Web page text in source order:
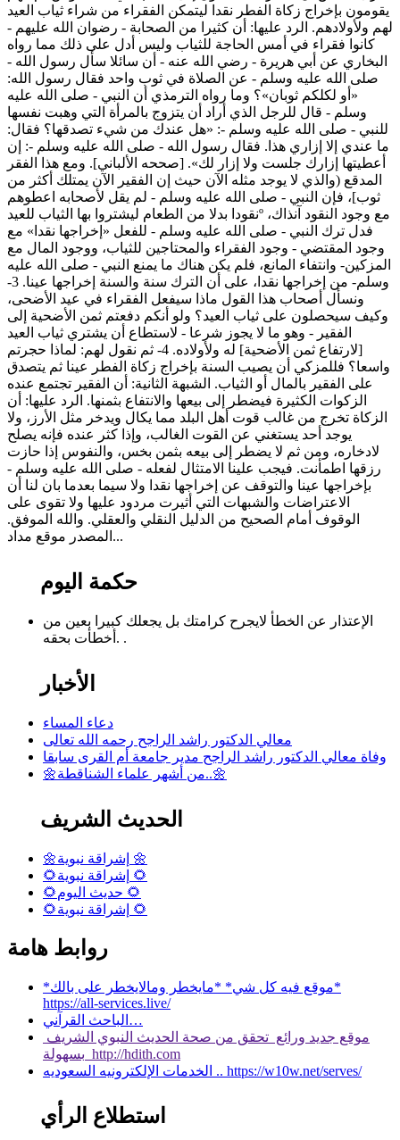
يقومون بإخراج زكاة الفطر نقدا ليتمكن الفقراء من شراء ثياب العيد
لهم ولأولادهم. الرد عليها: أن كثيرا من الصحابة - رضوان الله عليهم -
كانوا فقراء في أمس الحاجة للثياب وليس أدل على ذلك مما رواه
البخاري عن أبي هريرة - رضي الله عنه - أن سائلا سأل رسول الله -
صلى الله عليه وسلم - عن الصلاة في ثوب واحد فقال رسول الله:
«أو لكلكم ثوبان»؟ وما رواه الترمذي أن النبي - صلى الله عليه
وسلم - قال للرجل الذي أراد أن يتزوج بالمرأة التي وهبت نفسها
للنبي - صلى الله عليه وسلم -: «هل عندك من شيء تصدقها؟ فقال:
ما عندي إلا إزاري هذا. فقال رسول الله - صلى الله عليه وسلم -: إن
أعطيتها إزارك جلست ولا إزار لك». [صححه الألباني]. ومع هذا الفقر
المدقع (والذي لا يوجد مثله الآن حيث إن الفقير الآن يمتلك أكثر من
ثوب]، فإن النبي - صلى الله عليه وسلم - لم يقل لأصحابه اعطوهم
نقودا بدلا من الطعام ليشتروا بها الثياب للعيدº مع وجود النقود آنذاك،
فدل ترك النبي - صلى الله عليه وسلم - للفعل «إخراجها نقدا» مع
وجود المقتضي - وجود الفقراء والمحتاجين للثياب، ووجود المال مع
المزكين- وانتفاء المانع، فلم يكن هناك ما يمنع النبي - صلى الله عليه
وسلم- من إخراجها نقدا، على أن الترك سنة والسنة إخراجها عينا. 3-
ونسأل أصحاب هذا القول ماذا سيفعل الفقراء في عيد الأضحى،
وكيف سيحصلون على ثياب العيد؟ ولو أنكم دفعتم ثمن الأضحية إلى
الفقير - وهو ما لا يجوز شرعا - لاستطاع أن يشتري ثياب العيد
[لارتفاع ثمن الأضحية] له ولأولاده. 4- ثم نقول لهم: لماذا حجرتم
واسعا؟ فللمزكي أن يصيب السنة بإخراج زكاة الفطر عينا ثم يتصدق
على الفقير بالمال أو الثياب. الشبهة الثانية: أن الفقير تجتمع عنده
الزكوات الكثيرة فيضطر إلى بيعها والانتفاع بثمنها. الرد عليها: أن
الزكاة تخرج من غالب قوت أهل البلد مما يكال ويدخر مثل الأرز، ولا
يوجد أحد يستغني عن القوت الغالب، وإذا كثر عنده فإنه يصلح
لادخاره، ومن ثم لا يضطر إلى بيعه بثمن بخس، والنفوس إذا حازت
رزقها اطمأنت. فيجب علينا الامتثال لفعله - صلى الله عليه وسلم -
بإخراجها عينا والتوقف عن إخراجها نقدا ولا سيما بعدما بان لنا أن
الاعتراضات والشبهات التي أثيرت مردود عليها ولا تقوى على
الوقوف أمام الصحيح من الدليل النقلي والعقلي. والله الموفق.
المصدر موقع مداد...
حكمة اليوم
الإعتذار عن الخطأ لايجرح كرامتك بل يجعلك كبيرا بعين من
أخطأت بحقه. .
الأخبار
دعاء المساء
معالي الدكتور راشد الراجح رحمه الله تعالى
وفاة معالي الدكتور راشد الراجح مدير جامعة أم القرى سابقا
🌼من أشهر علماء الشناقطة..🌼
الحديث الشريف
🌼إشراقة نبوية 🌼
🌻إشراقة نبوية 🌻
🌻حديث اليوم 🌻
🌻إشراقة نبوية 🌻
روابط هامة
*موقع فيه كل شي* *مايخطر ومالايخطر على بالك*
https://all-services.live/
الباحث القرآني…
موقع جديد ورائع تحقق من صحة الحديث النبوي الشريف
بسهولة http://hdith.com
الخدمات الإلكترونيه السعوديه .. https://w10w.net/serves/
استطلاع الرأي